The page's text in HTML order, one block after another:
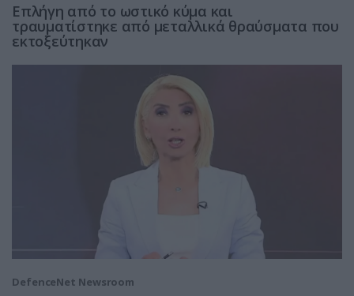
Επλήγη από το ωστικό κύμα και
τραυματίστηκε από μεταλλικά θραύσματα που
εκτοξεύτηκαν
DefenceNet Newsroom